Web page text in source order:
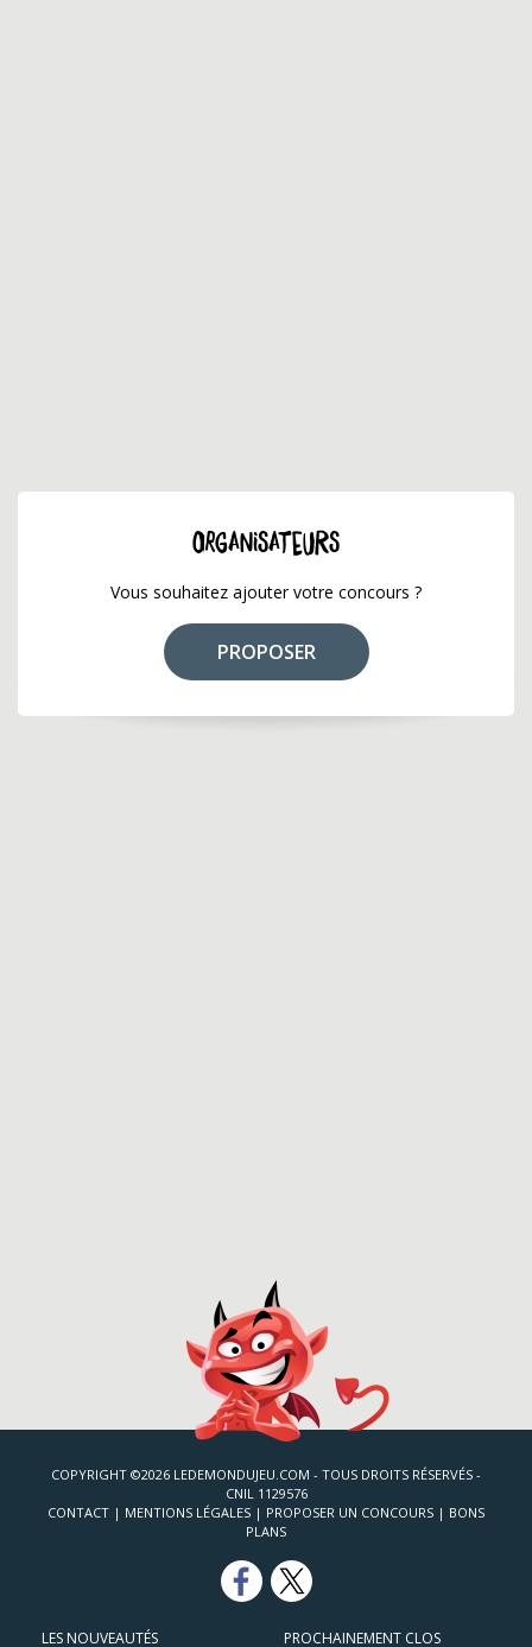
ORGANISATEURS
Vous souhaitez ajouter votre concours ?
PROPOSER
COPYRIGHT ©2026 LEDEMONDUJEU.COM - TOUS DROITS RÉSERVÉS -
CNIL 1129576
CONTACT | MENTIONS LÉGALES | PROPOSER UN CONCOURS | BONS
PLANS
LES NOUVEAUTÉS PROCHAINEMENT CLOS